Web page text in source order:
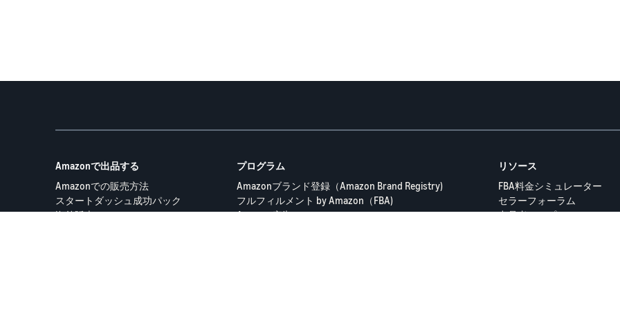
Amazonで出品する
Amazonでの販売方法
スタートダッシュ成功パック
海外販売
プログラム
Amazonブランド登録（Amazon Brand Registry)
フルフィルメント by Amazon（FBA)
Amazon広告
リソース
FBA料金シミュレーター
セラーフォーラム
出品者ヘルプ